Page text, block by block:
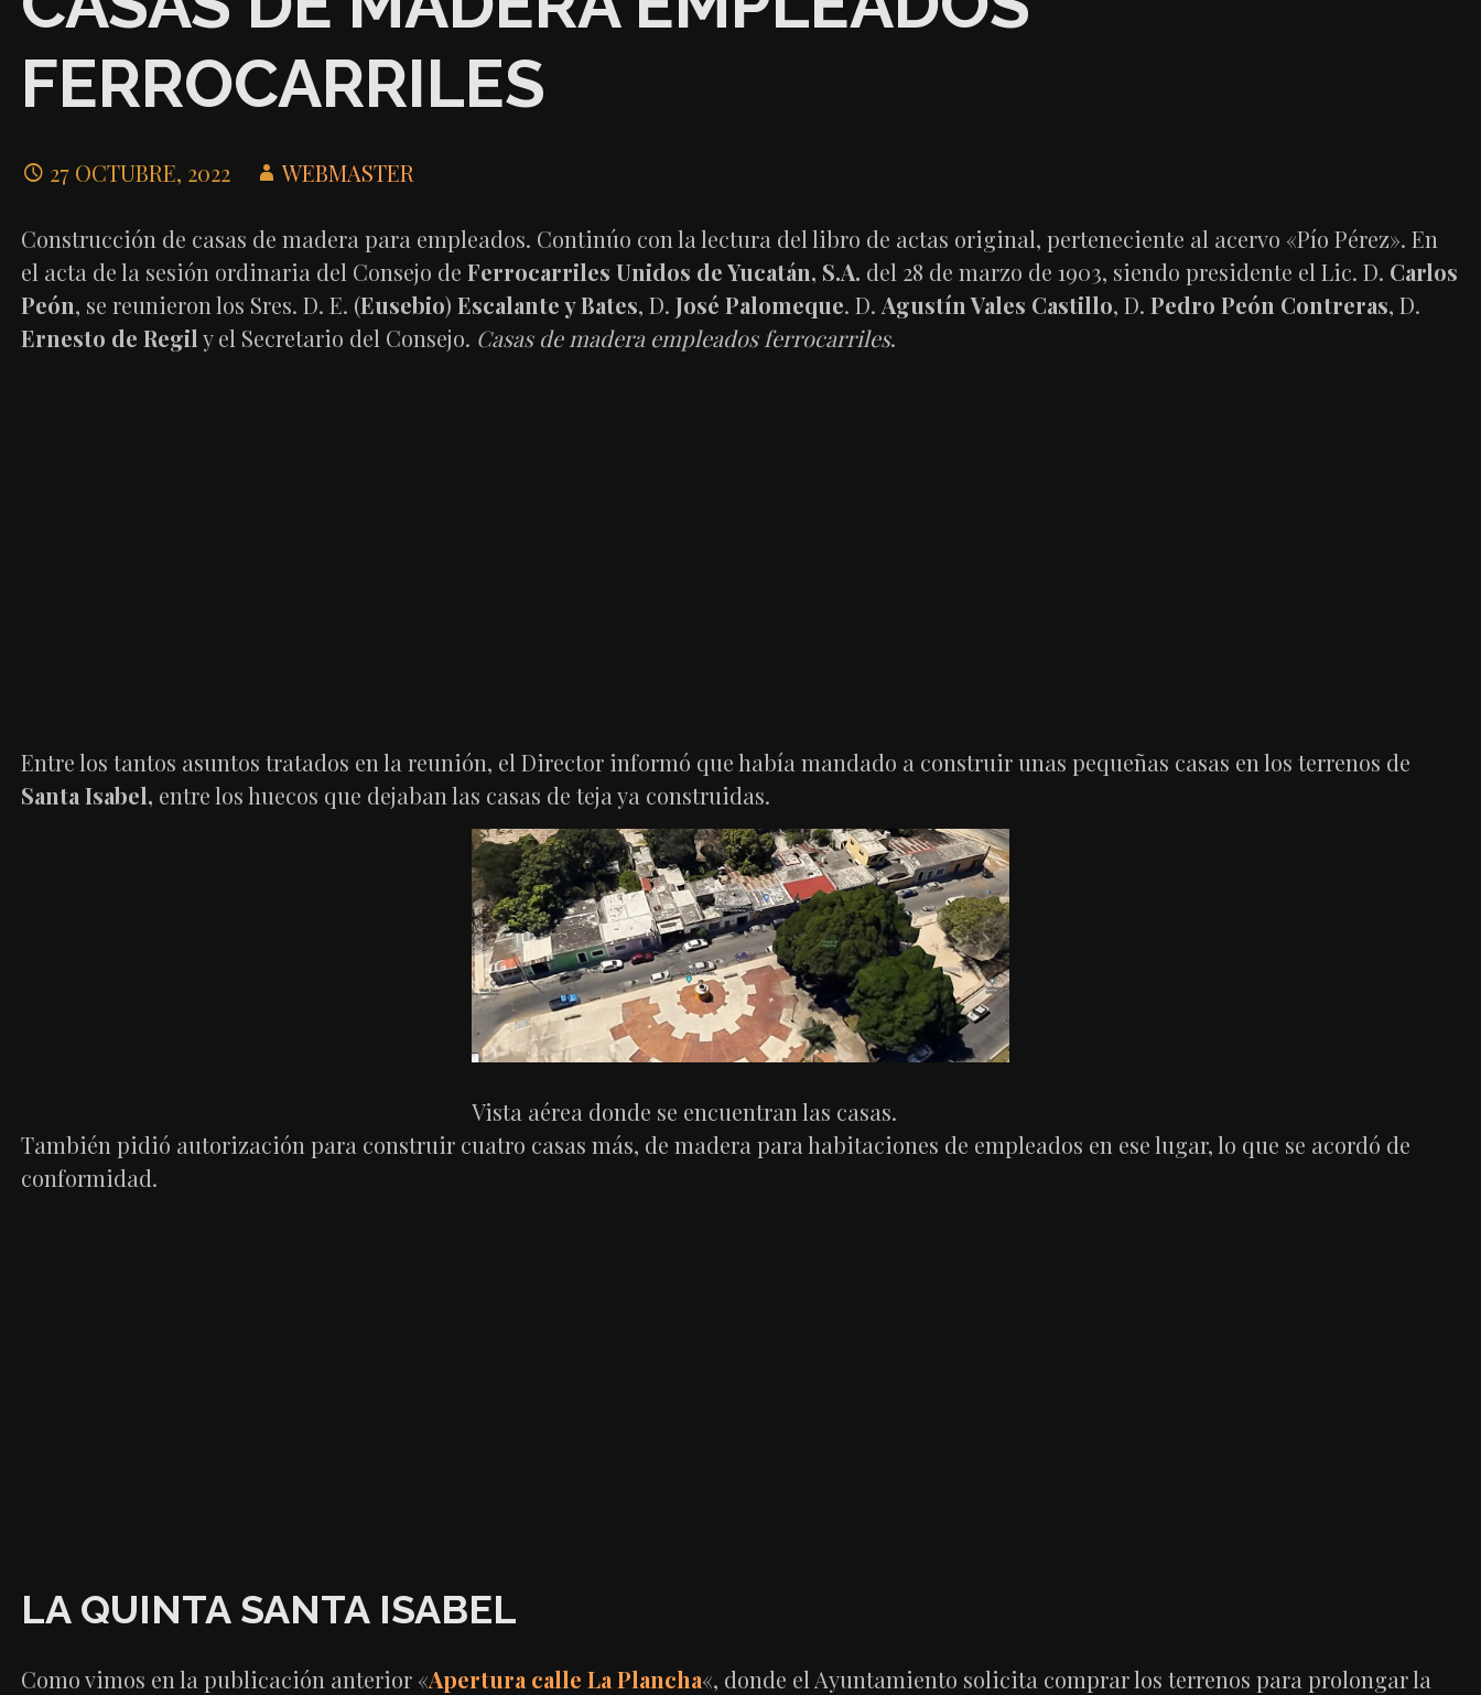
FERROCARRILES
27 OCTUBRE, 2022 WEBMASTER
Construcción de casas de madera para empleados. Continúo con la lectura del libro de actas original, perteneciente al acervo «Pío Pérez». En
el acta de la sesión ordinaria del Consejo de Ferrocarriles Unidos de Yucatán, S.A. del 28 de marzo de 1903, siendo presidente el Lic. D. Carlos
Peón, se reunieron los Sres. D. E. (Eusebio) Escalante y Bates, D. José Palomeque. D. Agustín Vales Castillo, D. Pedro Peón Contreras, D.
Ernesto de Regil y el Secretario del Consejo. Casas de madera empleados ferrocarriles.
Entre los tantos asuntos tratados en la reunión, el Director informó que había mandado a construir unas pequeñas casas en los terrenos de
Santa Isabel, entre los huecos que dejaban las casas de teja ya construidas.
Vista aérea donde se encuentran las casas.
También pidió autorización para construir cuatro casas más, de madera para habitaciones de empleados en ese lugar, lo que se acordó de
conformidad.
LA QUINTA SANTA ISABEL
Como vimos en la publicación anterior «Apertura calle La Plancha«, donde el Ayuntamiento solicita comprar los terrenos para prolongar la